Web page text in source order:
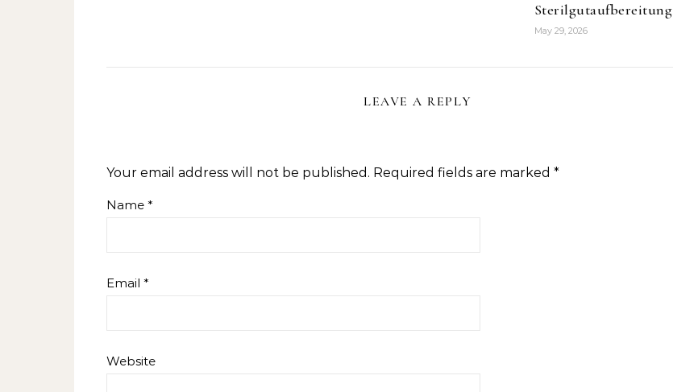
Sterilgutaufbereitung
May 29, 2026
LEAVE A REPLY
Your email address will not be published. Required fields are marked *
Name *
Email *
Website